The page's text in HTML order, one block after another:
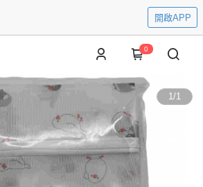
開啟APP
0
1/1